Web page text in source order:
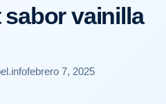
sabor vainilla
febrero 7, 2025